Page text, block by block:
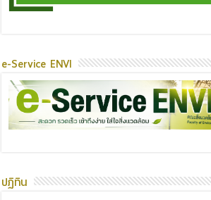
e-Service ENVI
ปฏิทิน